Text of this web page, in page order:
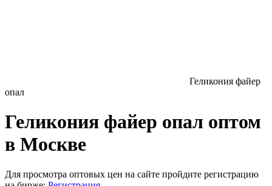
Геликония файер
опал
Геликония файер опал оптом
в Москве
Для просмотра оптовых цен на сайте пройдите регистрацию